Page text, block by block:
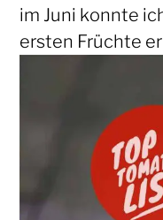
im Juni konnte
ersten Früchte